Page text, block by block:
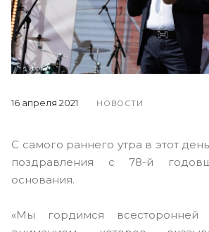
16 апреля 2021 НОВОСТИ
С самого раннего утра в этот
поздравления с 78-й
основания.
«Мы гордимся